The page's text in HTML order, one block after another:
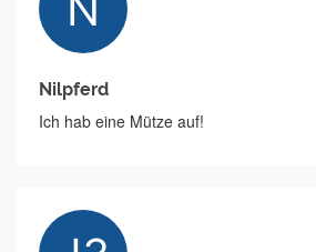
Nilpferd
Ich hab eine Mütze auf!